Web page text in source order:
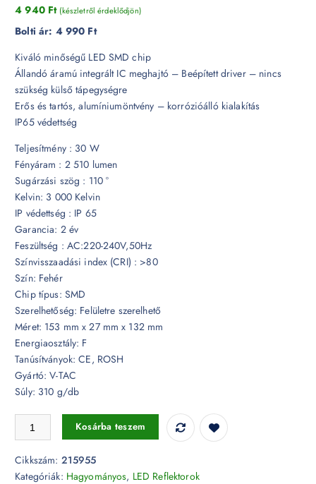
4 940 Ft (készletről érdeklődjön)
Bolti ár: 4 990 Ft
Kiváló minőségű LED SMD chip
Állandó áramú integrált IC meghajtó – Beépített driver – nincs
szükség külső tápegységre
Erős és tartós, alumíniumöntvény – korrózióálló kialakítás
IP65 védettség
Teljesítmény : 30 W
Fényáram : 2 510 lumen
Sugárzási szög : 110 °
Kelvin: 3 000 Kelvin
IP védettség : IP 65
Garancia: 2 év
Feszültség : AC:220-240V,50Hz
Színvisszaadási index (CRI) : >80
Szín: Fehér
Chip típus: SMD
Szerelhetőség: Felületre szerelhető
Méret: 153 mm x 27 mm x 132 mm
Energiaosztály: F
Tanúsítványok: CE, ROSH
Gyártó: V-TAC
Súly: 310 g/db
30W LED reflektor E-széria fehér 3000K - 215955 mennyiség
Kosárba teszem
Cikkszám: 215955
Kategóriák: Hagyományos, LED Reflektorok